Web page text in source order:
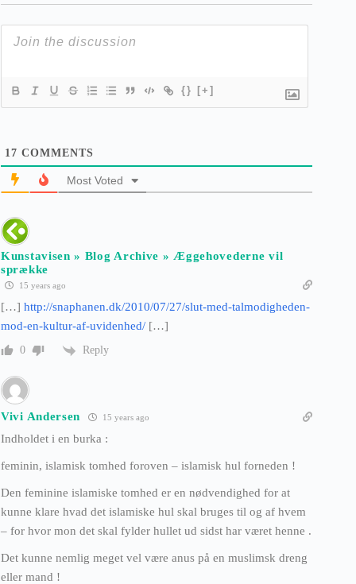
{} [+]
17 COMMENTS
Most Voted
Kunstavisen » Blog Archive » Æggehovederne vil
sprække
15 years ago
[…] http://snaphanen.dk/2010/07/27/slut-med-talmodigheden-
mod-en-kultur-af-uvidenhed/ […]
0 Reply
Vivi Andersen 15 years ago
Indholdet i en burka :
feminin, islamisk tomhed foroven – islamisk hul forneden !
Den feminine islamiske tomhed er en nødvendighed for at
kunne klare hvad det islamiske hul skal bruges til og af hvem
– for hvor mon det skal fylder hullet ud sidst har været henne .
Det kunne nemlig meget vel være anus på en muslimsk dreng
eller mand !